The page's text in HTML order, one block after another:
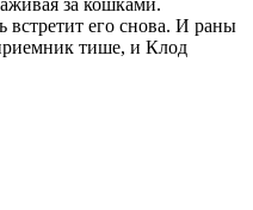
встретит его снова. И раны
тише, и Клод